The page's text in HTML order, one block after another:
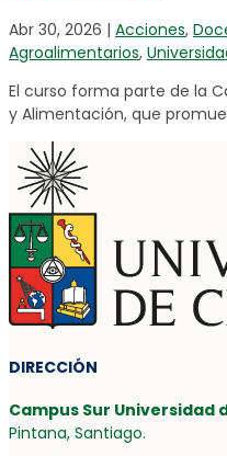
Abr 30, 2026 | Acciones,
Agroalimentarios,
El curso forma parte de la
y Alimentación, que
DIRECCIÓN
Campus Sur Universidad
Pintana, Santiago.